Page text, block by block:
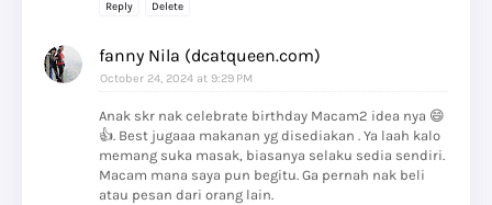
Reply Delete
fanny Nila (dcatqueen.com)
October 24, 2024 at 9:29 PM
Anak skr nak celebrate birthday Macam2 idea nya 😄
👍. Best jugaaa makanan yg disediakan . Ya laah kalo
memang suka masak, biasanya selaku sedia sendiri.
Macam mana saya pun begitu. Ga pernah nak beli
atau pesan dari orang lain.